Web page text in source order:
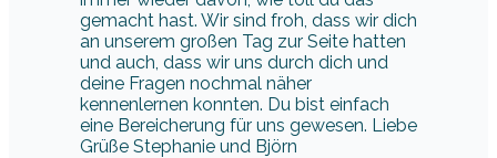
gemacht hast. Wir sind froh, dass wir dich
an unserem großen Tag zur Seite hatten
und auch, dass wir uns durch dich und
deine Fragen nochmal näher
kennenlernen konnten. Du bist einfach
eine Bereicherung für uns gewesen. Liebe
Grüße Stephanie und Björn